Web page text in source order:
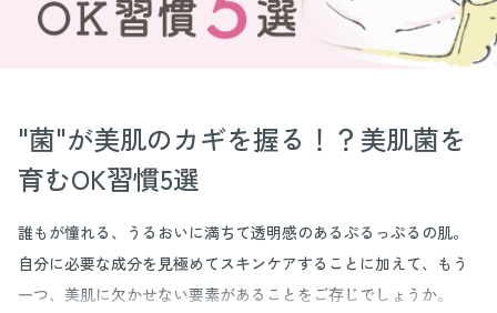
"菌"が美肌のカギを握る！？美肌菌を
育むOK習慣5選
誰もが憧れる、うるおいに満ちて透明感のあるぷるっぷるの肌。
自分に必要な成分を見極めてスキンケアすることに加えて、もう
一つ、美肌に欠かせない要素があることをご存じでしょうか。